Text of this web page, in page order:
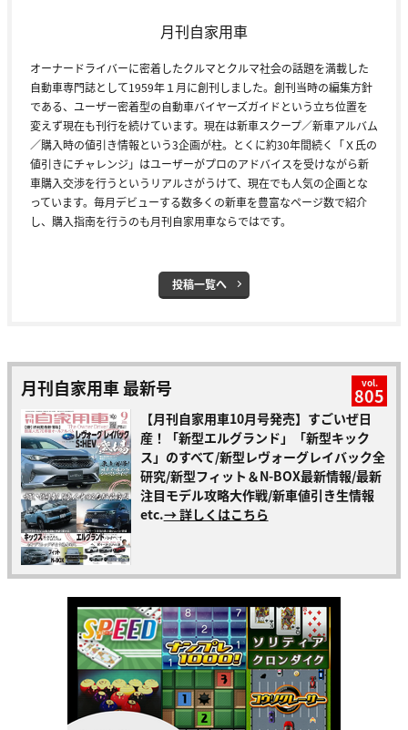
月刊自家用車
オーナードライバーに密着したクルマとクルマ社会の話題を満載した
自動車専門誌として1959年１月に創刊しました。創刊当時の編集方針
である、ユーザー密着型の自動車バイヤーズガイドという立ち位置を
変えず現在も刊行を続けています。現在は新車スクープ／新車アルバム
／購入時の値引き情報という3企画が柱。とくに約30年間続く「Ｘ氏の
値引きにチャレンジ」はユーザーがプロのアドバイスを受けながら新
車購入交渉を行うというリアルさがうけて、現在でも人気の企画とな
っています。毎月デビューする数多くの新車を豊富なページ数で紹介
し、購入指南を行うのも月刊自家用車ならではです。
投稿一覧へ
月刊自家用車 最新号 vol.
805
【月刊自家用車10月号発売】すごいぜ日
産！「新型エルグランド」「新型キック
ス」のすべて/新型レヴォーグレイバック全
研究/新型フィット＆N-BOX最新情報/最新
注目モデル攻略大作戦/新車値引き生情報
etc.→ 詳しくはこちら